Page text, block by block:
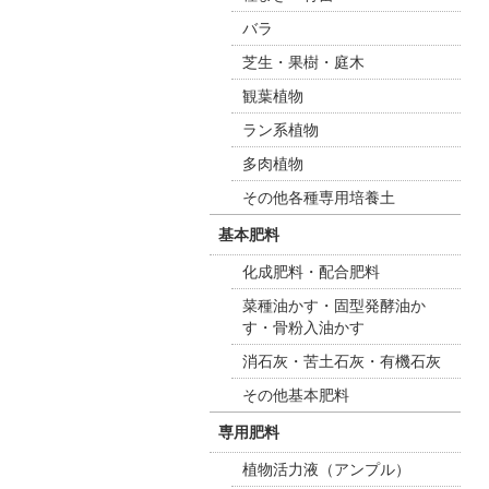
バラ
芝生・果樹・庭木
観葉植物
ラン系植物
多肉植物
その他各種専用培養土
基本肥料
化成肥料・配合肥料
菜種油かす・固型発酵油か
す・骨粉入油かす
消石灰・苦土石灰・有機石灰
その他基本肥料
専用肥料
植物活力液（アンプル）